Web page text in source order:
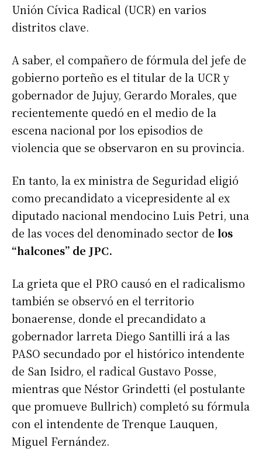
Unión Cívica Radical (UCR) en varios
distritos clave.
A saber, el compañero de fórmula del jefe de
gobierno porteño es el titular de la UCR y
gobernador de Jujuy, Gerardo Morales, que
recientemente quedó en el medio de la
escena nacional por los episodios de
violencia que se observaron en su provincia.
En tanto, la ex ministra de Seguridad eligió
como precandidato a vicepresidente al ex
diputado nacional mendocino Luis Petri, una
de las voces del denominado sector de los
“halcones” de JPC.
La grieta que el PRO causó en el radicalismo
también se observó en el territorio
bonaerense, donde el precandidato a
gobernador larreta Diego Santilli irá a las
PASO secundado por el histórico intendente
de San Isidro, el radical Gustavo Posse,
mientras que Néstor Grindetti (el postulante
que promueve Bullrich) completó su fórmula
con el intendente de Trenque Lauquen,
Miguel Fernández.